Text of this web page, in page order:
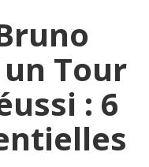
Tour
: 6